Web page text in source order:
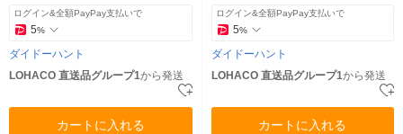
ログイン&全額PayPay支払いで
5%
ダイドーハント
LOHACO 直送品グループ1から発送
カートに入れる
ログイン&全額PayPay支払いで
5%
ダイドーハント
LOHACO 直送品グループ1から発送
カートに入れる